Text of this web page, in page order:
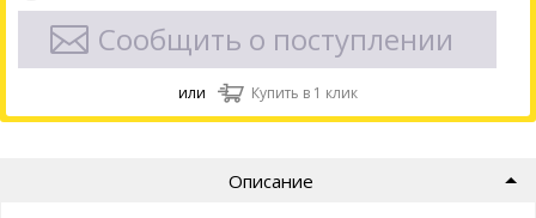
Сообщить о поступлении
или Купить в 1 клик
Описание